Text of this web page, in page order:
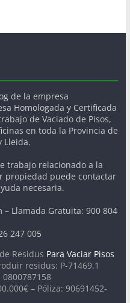
de la empresa
Homologada y Certificada
de Vaciado de Pisos,
en toda la Provincia de
Lleida.
trabajo relacionado a la
propiedad puede contactar
necesaria.
– Llamada Gratuita: 900 804
247 005
Residus Para Vaciar Pisos
residus: P-71469.1
– Póliza: 90691452-